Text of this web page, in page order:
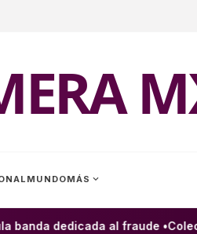
MUNDOMÁS expand_more
dedicada al fraude •